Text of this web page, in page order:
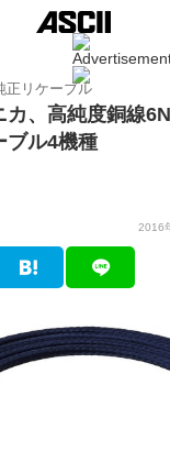
正リケーブル
カ、高純度銅線
ブル4機種
2016